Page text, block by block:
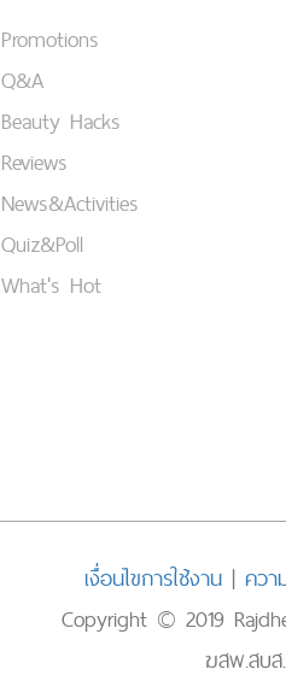
Promotions
Q&A
Beauty Hacks
Reviews
News&Activities
Quiz&Poll
What's Hot
เงื่อนไขการใช้งาน| ควา
Copyright © 2019
ฆสพ.สบส